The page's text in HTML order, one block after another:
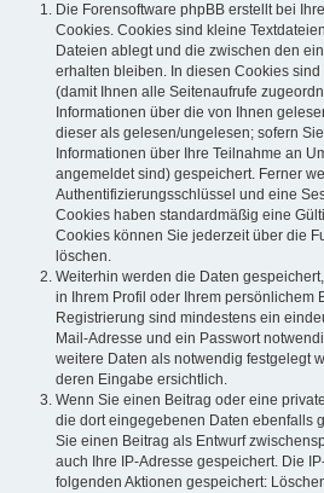
Die Forensoftware phpBB erstellt bei
Cookies. Cookies sind kleine
Dateien ablegt und die zwischen den
erhalten bleiben. In diesen Cookies
(damit Ihnen alle Seitenaufrufe
Informationen über die von Ihnen
dieser als gelesen/ungelesen; sofern
Informationen über Ihre Teilnahme an
angemeldet sind) gespeichert. Ferner
Authentifizierungsschlüssel und eine
Cookies haben standardmäßig eine
Cookies können Sie jederzeit über die
löschen.
Weiterhin werden die Daten
in Ihrem Profil oder Ihrem persönlichem
Registrierung sind mindestens ein
Mail-Adresse und ein Passwort
weitere Daten als notwendig festgelegt
deren Eingabe ersichtlich.
Wenn Sie einen Beitrag oder eine
die dort eingegebenen Daten ebenfalls
Sie einen Beitrag als Entwurf
auch Ihre IP-Adresse gespeichert. Die
folgenden Aktionen gespeichert: